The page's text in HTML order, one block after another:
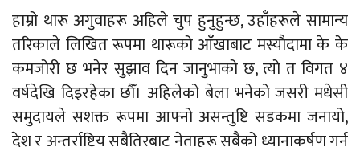
हाम्रो थारू अगुवाहरू अहिले चुप हुनुहुन्छ, उहाँहरूले सामान्य
तरिकाले लिखित रूपमा थारूको आँखाबाट मस्यौदामा के के
कमजोरी छ भनेर सुझाव दिन जानुभाको छ, त्यो त विगत ४
वर्षदेखि दिइरहेका छौँ। अहिलेको बेला भनेको जसरी मधेसी
समुदायले सशक्त रूपमा आफ्नो असन्तुष्टि सडकमा जनायो,